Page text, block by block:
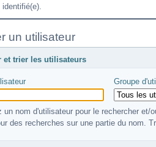
un utilisateur
et trier les utilisateurs
Groupe
un nom d'utilisateur pour le rechercher
des recherches sur une partie du nom.